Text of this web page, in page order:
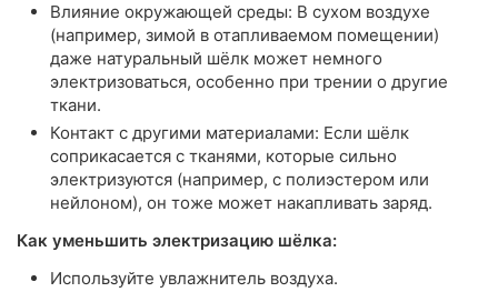
Влияние окружающей среды: В сухом воздухе
(например, зимой в отапливаемом помещении)
даже натуральный шёлк может немного
электризоваться, особенно при трении о другие
ткани.
Контакт с другими материалами: Если шёлк
соприкасается с тканями, которые сильно
электризуются (например, с полиэстером или
нейлоном), он тоже может накапливать заряд.
Как уменьшить электризацию шёлка:
Используйте увлажнитель воздуха.